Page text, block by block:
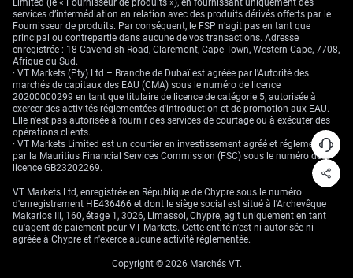
Limited (le « Fournisseur de produits »), en fournissant uniquement des
services d’intermédiation en relation avec des produits dérivés offerts par le
Fournisseur de produits. Par conséquent, le FSP n’agit pas en tant que
principal ou contrepartie dans aucune de vos transactions. Adresse
enregistrée : 18 Cavendish Road, Claremont, Cape Town, Western Cape, 7708,
Afrique du Sud.
· VT Markets (Pty) Ltd – Branche de Dubaï est agréée par l'Autorité des
marchés de capitaux des EAU (CMA) sous le numéro de licence
20200000299 en tant que titulaire de licence de catégorie 5, autorisée à
exercer des activités réglementées d'introduction et de promotion aux EAU.
Elle n'est pas autorisée à fournir des services de courtage ou à exécuter des
opérations clients.
· VT Markets Limited est un courtier en investissement agréé et réglementé
par la Mauritius Financial Services Commission (FSC) sous le numéro de
licence GB23202269.
VT Markets Ltd, enregistrée en République de Chypre sous le numéro
d'enregistrement HE436466 et dont le siège social est situé à l'Archevêque
Makarios III, 160, étage 1, 3026, Limassol, Chypre, agit uniquement en tant
qu'agent de paiement pour VT Markets. Cette entité n'est ni autorisée ni
agréée à Chypre et n'exerce aucune activité réglementée.
Copyright © 2026 Marchés VT.